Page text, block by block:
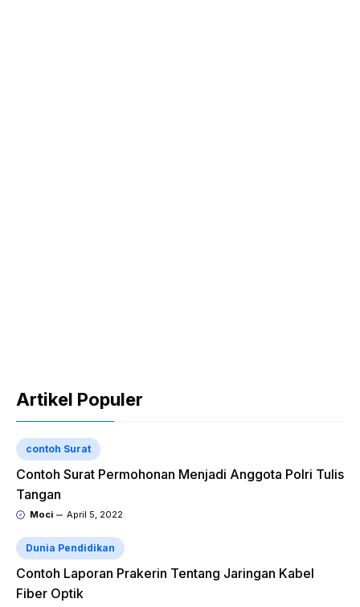
Artikel Populer
contoh Surat
Contoh Surat Permohonan Menjadi Anggota Polri Tulis
Tangan
Moci April 5, 2022
Dunia Pendidikan
Contoh Laporan Prakerin Tentang Jaringan Kabel
Fiber Optik